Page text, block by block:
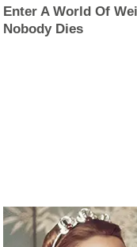
Enter A World Of
Nobody Dies